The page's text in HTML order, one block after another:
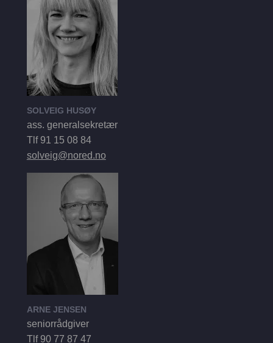
SOLVEIG HUSØY
ass. generalsekretær
Tlf 91 15 08 84
solveig@nored.no
ARNE JENSEN
seniorrådgiver
Tlf 90 77 87 47